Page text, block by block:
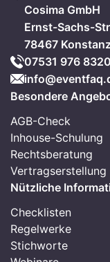
Cosima GmbH
Ernst-Sachs-
78467 Konstanz
07531 976 8320
Besondere
AGB-Check
Inhouse-Schulung
Rechtsberatung
Vertragserstellung
Nützliche
Checklisten
Regelwerke
Stichworte